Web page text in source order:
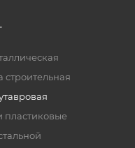
строительная
пластиковые